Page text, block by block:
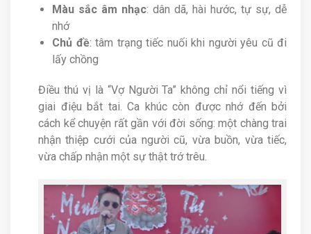
Màu sắc âm nhạc: dân dã, hài hước, tự sự, dễ
nhớ
Chủ đề: tâm trạng tiếc nuối khi người yêu cũ đi
lấy chồng
Điều thú vị là “Vợ Người Ta” không chỉ nổi tiếng vì
giai điệu bắt tai. Ca khúc còn được nhớ đến bởi
cách kể chuyện rất gần với đời sống: một chàng trai
nhận thiệp cưới của người cũ, vừa buồn, vừa tiếc,
vừa chấp nhận một sự thật trớ trêu.